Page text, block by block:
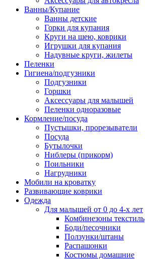
Ванны/Купание
Ванны детские
Горки для купания
Круги на шею, коврики
Игрушки для купания
Надувные круги, жилеты
Пеленки
Гигиена/подгузники
Подгузники
Горшки
Аксессуары для малышей
Пеленки одноразовые
Кормление/посуда
Пустышки, прорезыватели
Посуда
Бутылочки
Ниблеры (прикорм)
Поильники
Нагрудники
Мобили на кроватку
Развивающие коврики
Одежда
Для малышей от 0 до 4-х лет
Комбинезоны текстиль
Боди/песочники
Ползунки/штаны
Распашонки
Костюмы домашние